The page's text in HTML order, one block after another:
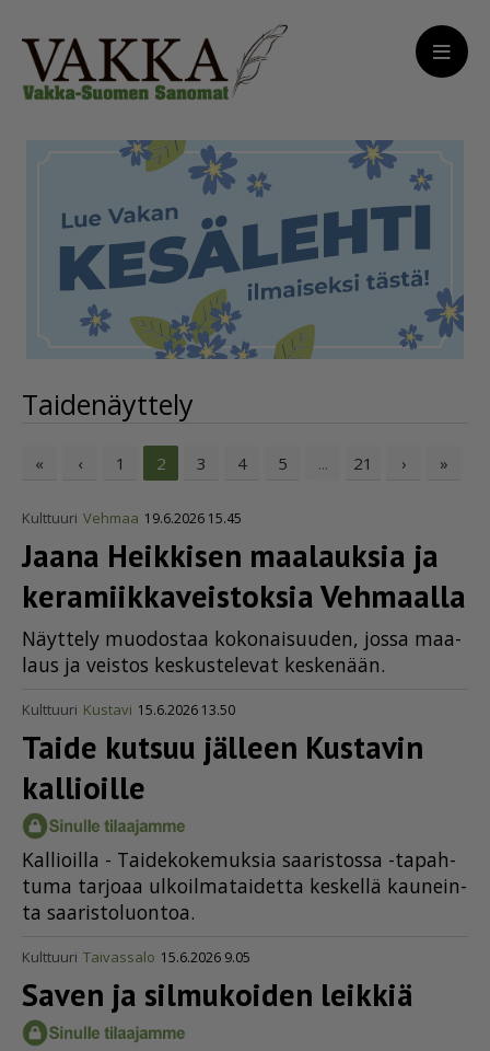
Taidenäyttely
« ‹ 1 2 3 4 5 ... 21 › »
Kulttuuri Vehmaa 19.6.2026 15.45
Jaana Heikkisen maalauksia ja
keramiik­ka­veis­toksia Vehmaalla
Näyt­te­ly muo­dos­taa ko­ko­nai­suu­den, jos­sa maa­
laus ja veis­tos kes­kus­te­le­vat kes­ke­nään.
Kulttuuri Kustavi 15.6.2026 13.50
Taide kutsuu jälleen Kustavin
kallioille
Kal­li­oil­la - Tai­de­ko­ke­muk­sia saa­ris­tos­sa -ta­pah­
tu­ma tar­jo­aa ul­koil­ma­tai­det­ta kes­kel­lä kau­nein­
ta saa­ris­to­luon­toa.
Kulttuuri Taivassalo 15.6.2026 9.05
Saven ja silmukoiden leikkiä